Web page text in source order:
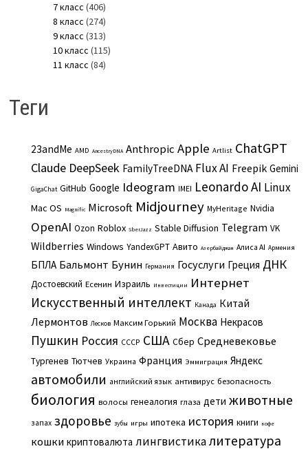
7 класс (406)
8 класс (274)
9 класс (313)
10 класс (115)
11 класс (84)
Теги
23andMe AMD AncestryDNA Anthropic Apple Artlist ChatGPT
Claude DeepSeek FamilyTreeDNA Flux AI Freepik Gemini
GigaChat GitHub Google Ideogram IMEI Leonardo AI Linux
Mac OS Magnific Microsoft Midjourney MyHeritage Nvidia
OpenAI Ozon Roblox SberJazz Stable Diffusion Telegram VK
Wildberries Windows YandexGPT Авито Азербайджан Алиса AI Армения
БПЛА Бальмонт Бунин Германия Госуслуги Греция ДНК
Достоевский Есенин Израиль Инвестиции Интернет
Искусственный интеллект Канада Китай
Лермонтов Лесков Максим Горький Москва Некрасов
Пушкин Россия СССР США Сбер Средневековье
Тургенев Тютчев Украина Франция Эммиграция Яндекс
автомобили английский язык антивирус безопасность
биология волосы генеалогия глаза дети животные
запах здоровье зубы игры ипотека история книги кофе
кошки криптовалюта лингвистикалитература